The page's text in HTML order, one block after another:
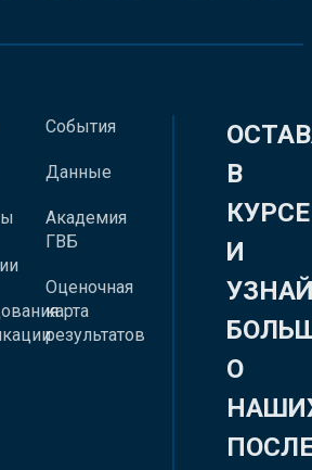
События
Данные
Академия
ГВБ
Оценочная
карта
результатов
В
КУРСЕ
И
О